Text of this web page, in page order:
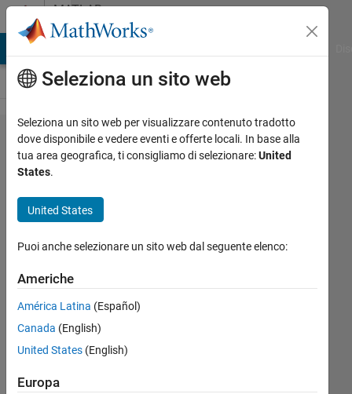
Vai al contenutoMATLAB
Answers
Plotting
a
impulse
Simulink
Aleem
27 Gen
2021
Risposta
Seleziona un sito web
Seleziona un sito web per visualizzare contenuto tradotto
dove disponibile e vedere eventi e offerte locali. In base alla
tua area geografica, ti consigliamo di selezionare:United
States.
United States
Puoi anche selezionare un sito web dal seguente elenco:
Americhe
América Latina (Español)
Canada (English)
United States (English)
Europa